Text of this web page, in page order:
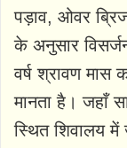
पड़ाव, ओवर
के अनुसार
वर्ष श्रावण मास
मानता है। जहाँ
स्थित शिवालय में